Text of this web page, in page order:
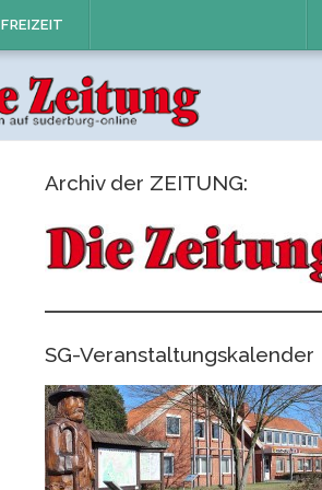
FREIZEIT
Archiv der ZEITUNG:
SG-Veranstaltungskalender